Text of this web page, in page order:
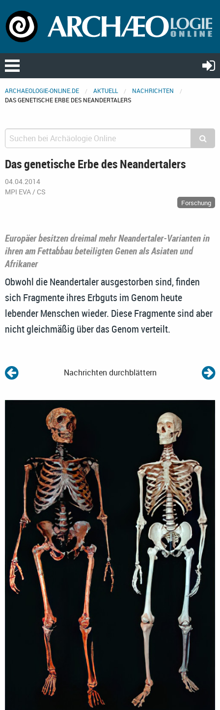
ARCHAEOLOGIE-ONLINE.DE AKTUELL
NACHRICHTEN
DAS GENETISCHE ERBE DES NEANDERTALERS
Das genetische Erbe des Neandertalers
04.04.2014
MPI EVA / CS
Forschung
Europäer besitzen dreimal mehr Neandertaler-Varianten in
ihren am Fettabbau beteiligten Genen als Asiaten und
Afrikaner
Obwohl die Neandertaler ausgestorben sind, finden
sich Fragmente ihres Erbguts im Genom heute
lebender Menschen wieder. Diese Fragmente sind aber
nicht gleichmäßig über das Genom verteilt.
Nachrichten durchblättern